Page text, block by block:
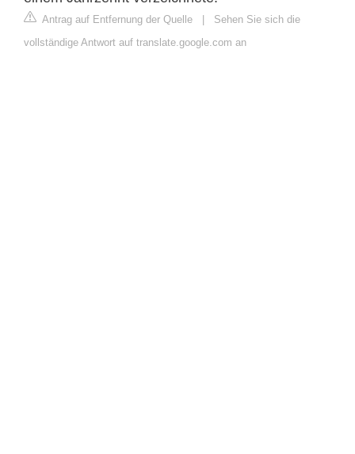
Antrag auf Entfernung der Quelle | Sehen Sie sich die
vollständige Antwort auf translate.google.com an